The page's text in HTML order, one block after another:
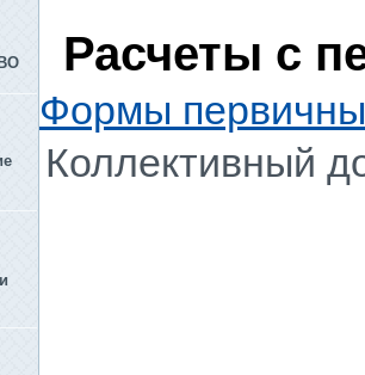
Расчеты с
Формы
Коллективный